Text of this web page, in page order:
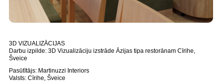
3D VIZUALIZĀCIJAS
Darbu izpilde: 3D Vizualizāciju izstrāde Āzijas tipa restorānam Cīrihe,
Šveice
Pasūtītājs: Martinuzzi Interiors
Valsts: Cīrihe, Šveice